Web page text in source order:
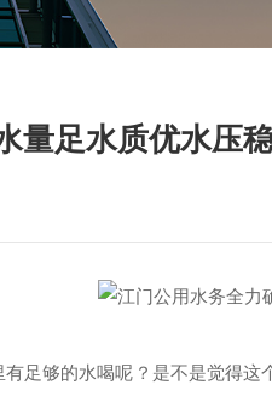
量足水质优水压
足够的水喝呢？是不是觉得